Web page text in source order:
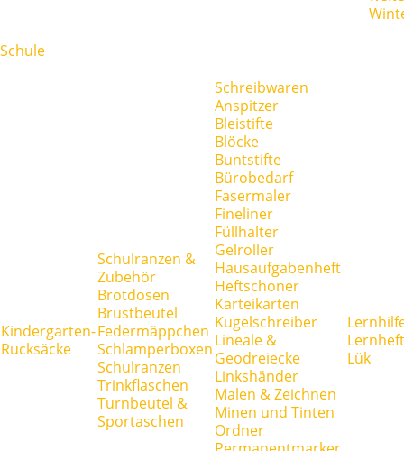
Schule
Kindergarten-
Rucksäcke
Schulranzen &
Zubehör
Brotdosen
Brustbeutel
Federmäppchen
Schlamperboxen
Schulranzen
Trinkflaschen
Turnbeutel &
Sportaschen
Schreibwaren
Anspitzer
Bleistifte
Blöcke
Buntstifte
Bürobedarf
Fasermaler
Fineliner
Füllhalter
Gelroller
Hausaufgabenheft
Heftschoner
Karteikarten
Kugelschreiber
Lineale &
Geodreiecke
Linkshänder
Malen & Zeichnen
Minen und Tinten
Ordner
Lük